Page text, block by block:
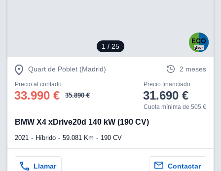
1 / 25
Quart de Poblet (Madrid) 2 meses
Precio al contado
33.990 € 35.890 €
Precio financiado
31.690 €
Cuota mínima de 505 €
BMW X4 xDrive20d 140 kW (190 CV)
2021 Híbrido 59.081 Km 190 CV
Llamar Contactar